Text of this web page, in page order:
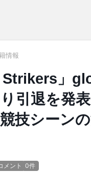
情報
Strikers」
引退を発
技シーン